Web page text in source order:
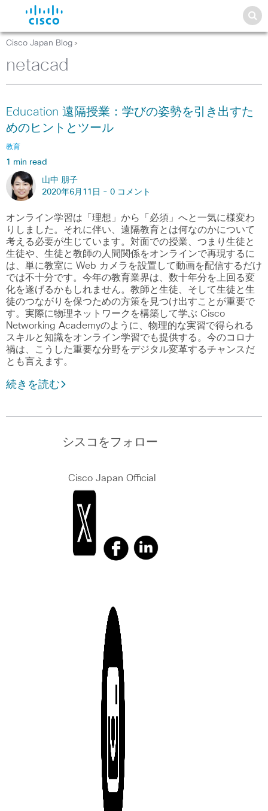
Cisco Japan Blog >
netacad
Education 遠隔授業：学びの姿勢を引き出すた
めのヒントとツール
教育
1 min read
山中 朋子
2020年6月11日 - 0 コメント
オンライン学習は「理想」から「必須」へと一気に様変わ
りしました。それに伴い、遠隔教育とは何なのかについて
考える必要が生じています。対面での授業、つまり生徒と
生徒や、生徒と教師の人間関係をオンラインで再現するに
は、単に教室に Web カメラを設置して動画を配信するだけ
では不十分です。今年の教育業界は、数十年分を上回る変
化を遂げるかもしれません。教師と生徒、そして生徒と生
徒のつながりを保つための方策を見つけ出すことが重要で
す。実際に物理ネットワークを構築して学ぶ Cisco
Networking Academyのように、物理的な実習で得られる
スキルと知識をオンライン学習でも提供する。今のコロナ
禍は、こうした重要な分野をデジタル変革するチャンスだ
とも言えます。
続きを読む
シスコをフォロー
Cisco Japan Official